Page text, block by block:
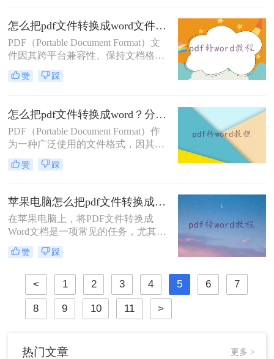
格式，以便进行编辑或进一步处理。
那么pdf转word怎么转呢？以下是一些
常用的PDF转Word的转换方法。
怎么把pdf文件转换成word文件？这3种转换方法很简单！
PDF（Portable Document Format）文
件因其跨平台兼容性、保持文档格式
不变等优点，在日常生活和工作中得
到了广泛应用。然而，当我们需要编
转换为Word文档（如.docx格式）就变
得尤为重要。那么怎么把pdf文件转换
成word文件呢？下面，我将详细介绍
几种将PDF文件转换成Word文件的方
法。
赞 踩
怎么把pdf文件转换成word？分享4种易操作的转换方法！
PDF（Portable Document Format）作
为一种广泛使用的文件格式，因其良
好的跨平台兼容性和文件内容的稳定
性而备受欢迎。然而，在某些情况
Word（.doc或.docx）格式，以便进行
编辑、修改或格式调整。那么怎么把
pdf文件转换成word呢？本文将介绍几
种常用的PDF转Word方法，帮助读者
轻松完成转换。
赞 踩
苹果电脑怎么把pdf文件转换成word？这5种方法快速转换格式！
在苹果电脑上，将PDF文件转换成
Word文档是一项常见的任务，尤其在
处理文档编辑、格式调整或内容提取
时显得尤为重要。那么苹果电脑怎么
介绍几种在苹果电脑上实现PDF转
Word的方法，帮助用户轻松完成转
赞 踩
< 1 2 3 4 5 6 7
8 9 10 11 >
热门文章 更多 >